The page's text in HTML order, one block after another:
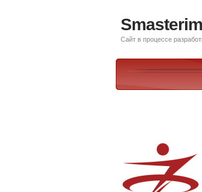
Сайт в процессе